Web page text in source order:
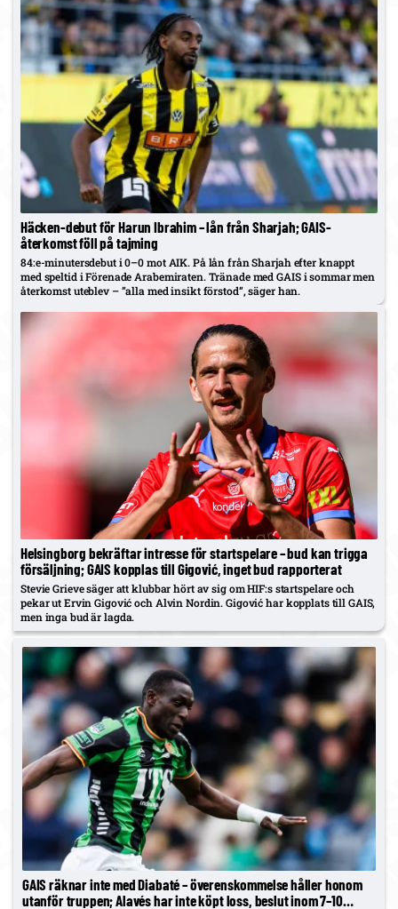
Häcken-debut för Harun Ibrahim – lån från Sharjah; GAIS-
återkomst föll på tajming
84:e-minutersdebut i 0–0 mot AIK. På lån från Sharjah efter knappt
med speltid i Förenade Arabemiraten. Tränade med GAIS i sommar men
återkomst uteblev – ”alla med insikt förstod”, säger han.
Helsingborg bekräftar intresse för startspelare – bud kan trigga
försäljning; GAIS kopplas till Gigović, inget bud rapporterat
Stevie Grieve säger att klubbar hört av sig om HIF:s startspelare och
pekar ut Ervin Gigović och Alvin Nordin. Gigović har kopplats till GAIS,
men inga bud är lagda.
GAIS räknar inte med Diabaté – överenskommelse håller honom
utanför truppen; Alavés har inte köpt loss, beslut inom 7–10